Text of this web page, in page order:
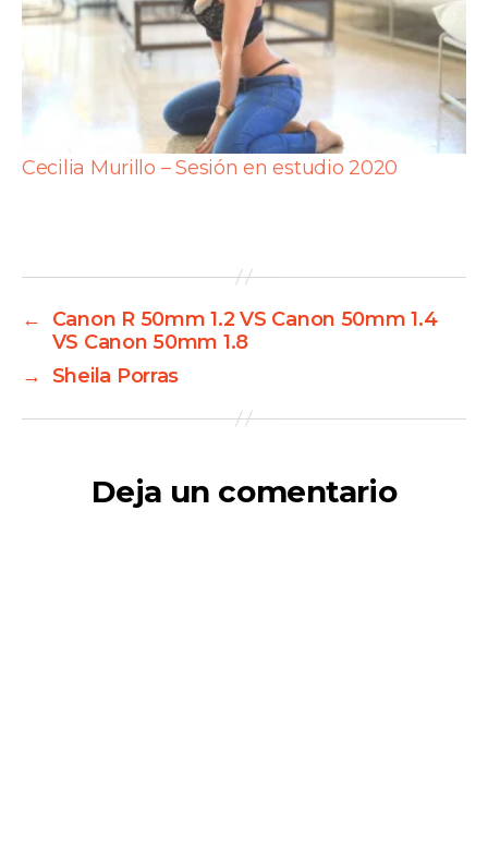
Cecilia Murillo – Sesión en estudio 2020
←
Canon R 50mm 1.2 VS Canon 50mm 1.4
VS Canon 50mm 1.8
→ Sheila Porras
Deja un comentario